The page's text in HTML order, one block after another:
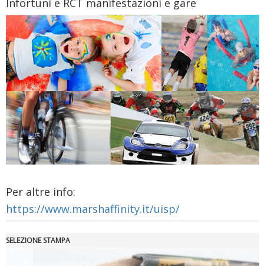
Tiziano Pesce a Radio InBlu2000 traccia il bilancio della stagione
Infortuni e RCT manifestazioni e gare
Per altre info:
https://www.marshaffinity.it/uisp/
SELEZIONE STAMPA